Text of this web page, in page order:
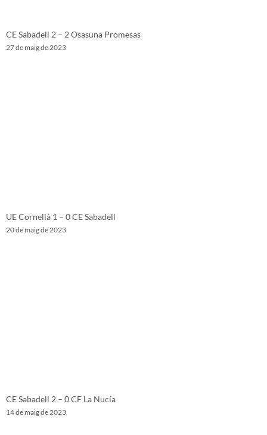
CE Sabadell 2 – 2 Osasuna Promesas
27 de maig de 2023
UE Cornellà 1 – 0 CE Sabadell
20 de maig de 2023
CE Sabadell 2 – 0 CF La Nucía
14 de maig de 2023